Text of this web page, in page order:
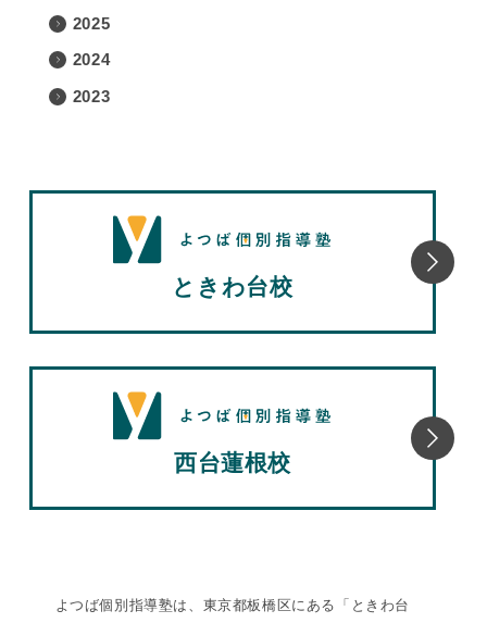
2025
2024
2023
ときわ台校
西台蓮根校
よつば個別指導塾は、東京都板橋区にある「ときわ台